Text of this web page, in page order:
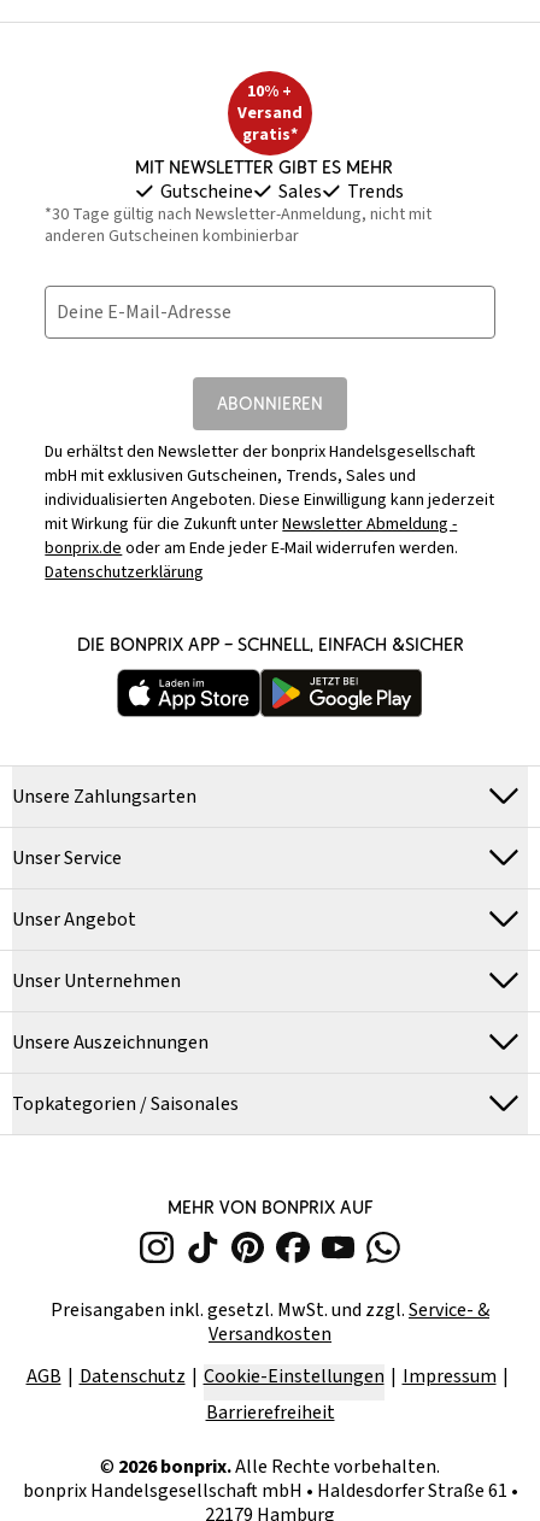
10% +
Versand
gratis*
Mit Newsletter gibt es mehr
Gutscheine Sales Trends
*30 Tage gültig nach Newsletter-Anmeldung, nicht mit
anderen Gutscheinen kombinierbar
Deine E-Mail-Adresse
ABONNIEREN
Du erhältst den Newsletter der bonprix Handelsgesellschaft
mbH mit exklusiven Gutscheinen, Trends, Sales und
individualisierten Angeboten. Diese Einwilligung kann jederzeit
mit Wirkung für die Zukunft unterNewsletter Abmeldung -
bonprix.deoder am Ende jeder E-Mail widerrufen werden.
Datenschutzerklärung
DIE BONPRIX APP – SCHNELL, EINFACH &SICHER
Unsere Zahlungsarten
Unser Service
Unser Angebot
Unser Unternehmen
Unsere Auszeichnungen
Topkategorien / Saisonales
MEHR VON BONPRIX AUF
Preisangaben inkl. gesetzl. MwSt. und zzgl.Service- &
Versandkosten
AGB
Datenschutz Cookie-Einstellungen
Impressum
Barrierefreiheit
© 2026bonprix.Alle Rechte vorbehalten.
bonprix Handelsgesellschaft mbH • Haldesdorfer Straße 61 •
22179 Hamburg